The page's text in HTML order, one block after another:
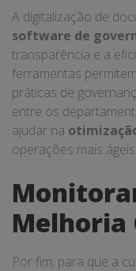
A digitalização de
software de
transparência e a
ferramentas
práticas de
entre os
ajudar na
operações mais
Melhoria
Por fim, para que a